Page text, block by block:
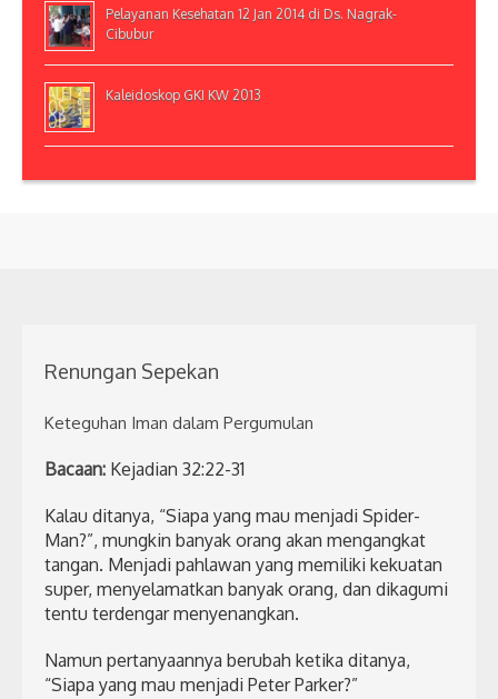
Pelayanan Kesehatan 12 Jan 2014 di Ds. Nagrak-
Cibubur
Kaleidoskop GKI KW 2013
Renungan Sepekan
Keteguhan Iman dalam Pergumulan
Bacaan: Kejadian 32:22-31
Kalau ditanya, “Siapa yang mau menjadi Spider-
Man?”, mungkin banyak orang akan mengangkat
tangan. Menjadi pahlawan yang memiliki kekuatan
super, menyelamatkan banyak orang, dan dikagumi
tentu terdengar menyenangkan.
Namun pertanyaannya berubah ketika ditanya,
“Siapa yang mau menjadi Peter Parker?”